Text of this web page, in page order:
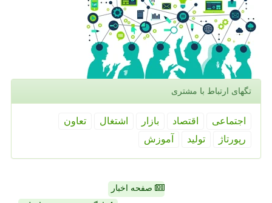
تگهای ارتباط با مشتری
اجتماعی اقتصاد بازار اشتغال
تعاون
رپورتاژ
تولید آموزش
صفحه اخبار